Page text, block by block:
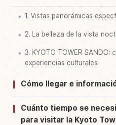
1. Vistas panorámicas
2. La belleza de la vista
3. KYOTO TOWER SANDO:
experiencias culturales
Cómo llegar e
Cuánto tiempo se
para visitar la Kyoto